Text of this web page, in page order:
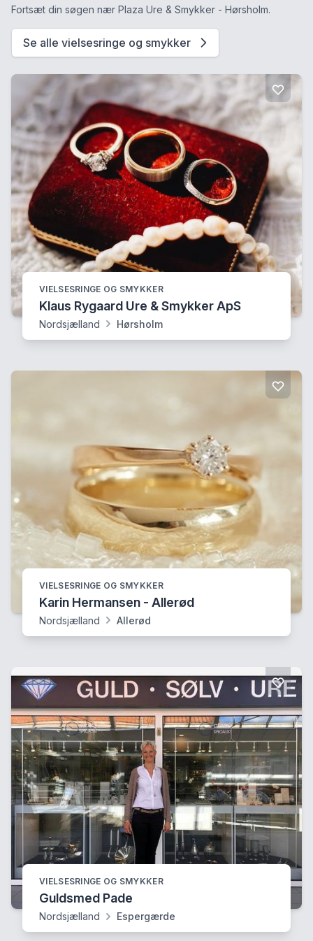
Fortsæt din søgen nær Plaza Ure & Smykker - Hørsholm.
Se alle vielsesringe og smykker
VIELSESRINGE OG SMYKKER
Klaus Rygaard Ure & Smykker ApS
Nordsjælland Hørsholm
VIELSESRINGE OG SMYKKER
Karin Hermansen - Allerød
Nordsjælland Allerød
VIELSESRINGE OG SMYKKER
Guldsmed Pade
Nordsjælland Espergærde